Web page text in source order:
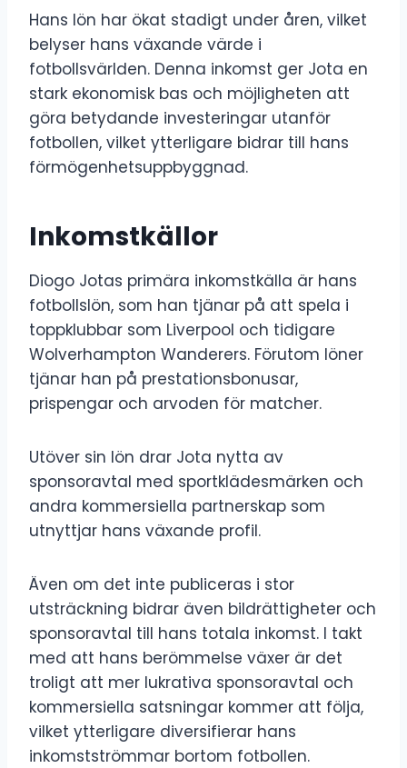
Hans lön har ökat stadigt under åren, vilket
belyser hans växande värde i
fotbollsvärlden. Denna inkomst ger Jota en
stark ekonomisk bas och möjligheten att
göra betydande investeringar utanför
fotbollen, vilket ytterligare bidrar till hans
förmögenhetsuppbyggnad.
Inkomstkällor
Diogo Jotas primära inkomstkälla är hans
fotbollslön, som han tjänar på att spela i
toppklubbar som Liverpool och tidigare
Wolverhampton Wanderers. Förutom löner
tjänar han på prestationsbonusar,
prispengar och arvoden för matcher.
Utöver sin lön drar Jota nytta av
sponsoravtal med sportklädesmärken och
andra kommersiella partnerskap som
utnyttjar hans växande profil.
Även om det inte publiceras i stor
utsträckning bidrar även bildrättigheter och
sponsoravtal till hans totala inkomst. I takt
med att hans berömmelse växer är det
troligt att mer lukrativa sponsoravtal och
kommersiella satsningar kommer att följa,
vilket ytterligare diversifierar hans
inkomstströmmar bortom fotbollen.